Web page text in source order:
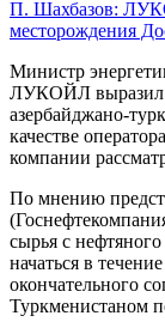
П. Шахбазов:
месторождения
Министр
ЛУКОЙЛ выразил
азербайджано-
качестве
компании
По мнению
сырья с
начаться в
окончательного
Туркменистаном